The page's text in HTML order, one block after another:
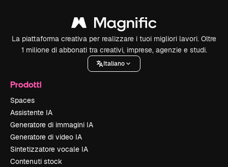
La piattaforma creativa per realizzare i tuoi migliori lavori. Oltre
1 milione di abbonati tra creativi, imprese, agenzie e studi.
Italiano
Prodotti
Spaces
Assistente IA
Generatore di immagini IA
Generatore di video IA
Sintetizzatore vocale IA
Contenuti stock